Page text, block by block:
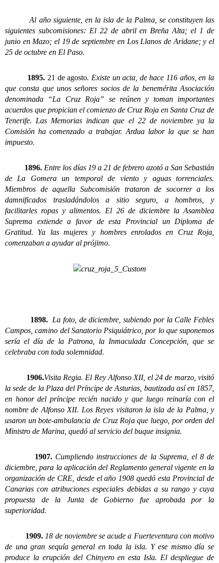
Al año siguiente, en la isla de la Palma, se constituyen las
siguientes subcomisiones: El 22 de abril en Breña Alta; el 1 de
junio en Mazo; el 19 de septiembre en Los Llanos de Aridane; y el
25 de octubre en El Paso.
1895. 21 de agosto. Existe un acta, de hace 116 años, en la
que consta que unos señores socios de la benemérita Asociación
denominada “La Cruz Roja” se reúnen y toman importantes
acuerdos que propician el comienzo de Cruz Roja en Santa Cruz de
Tenerife. Las Memorias indican que el 22 de noviembre ya la
Comisión ha comenzado a trabajar. Ardua labor la que se han
impuesto.
1896. Entre los días 19 a 21 de febrero azotó a San Sebastián
de La Gomera un temporal de viento y aguas torrenciales.
Miembros de aquella Subcomisión trataron de socorrer a los
damnificados trasladándolos a sitio seguro, a hombros, y
facilitarles ropas y alimentos. El 26 de diciembre la Asamblea
Suprema extiende a favor de esta Provincial un Diploma de
Gratitud. Ya las mujeres y hombres enrolados en Cruz Roja,
comenzaban a ayudar al prójimo.
1898.La foto, de diciembre, subiendo por la Calle Febles
Campos, camino del Sanatorio Psiquiátrico, por lo que suponemos
sería el día de la Patrona, la Inmaculada Concepción, que se
celebraba con toda solemnidad.
1906.Visita Regia. El Rey Alfonso XII, el 24 de marzo, visitó
la sede de la Plaza del Príncipe de Asturias, bautizada así en 1857,
en honor del príncipe recién nacido y que luego reinaría con el
nombre de Alfonso XII. Los Reyes visitaron la isla de la Palma, y
usaron un bote-ambulancia de Cruz Roja que luego, por orden del
Ministro de Marina, quedó al servicio del buque insignia.
1907. Cumpliendo instrucciones de la Suprema, el 8 de
diciembre, para la aplicación del Reglamento general vigente en la
organización de CRE, desde el año 1908 quedó esta Provincial de
Canarias con atribuciones especiales debidas a su rango y cuya
propuesta de la Junta de Gobierno fue aprobada por la
superioridad.
1909. 18 de noviembre se acude a Fuerteventura con motivo
de una gran sequía general en toda la isla. Y ese mismo día se
produce la erupción del Chinyero en esta Isla. El despliegue de